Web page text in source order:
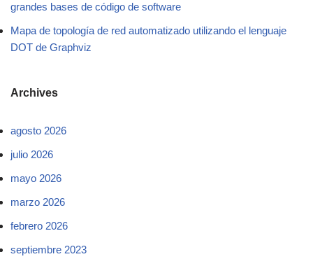
grandes bases de código de software
Mapa de topología de red automatizado utilizando el lenguaje
DOT de Graphviz
Archives
agosto 2026
julio 2026
mayo 2026
marzo 2026
febrero 2026
septiembre 2023